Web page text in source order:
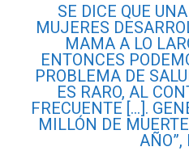
SE DICE QUE
MUJERES
MAMA A LO
ENTONCES
PROBLEMA DE
ES RARO, AL
FRECUENTE […].
MILLÓN DE
AÑO”,